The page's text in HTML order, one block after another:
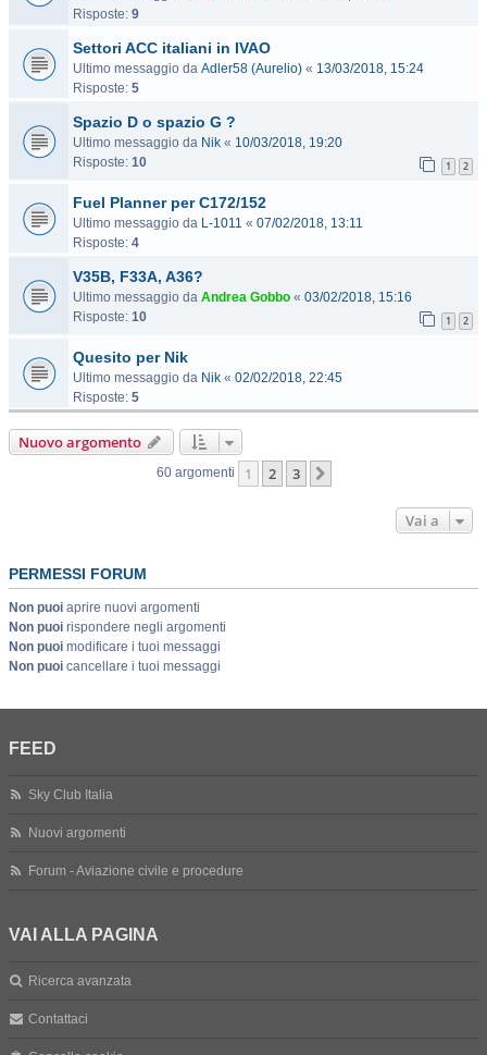
Risposte: 9
Settori ACC italiani in IVAO
Ultimo messaggio da Adler58 (Aurelio) « 13/03/2018, 15:24
Risposte: 5
Spazio D o spazio G ?
Ultimo messaggio da Nik « 10/03/2018, 19:20
Risposte: 10 1 2
Fuel Planner per C172/152
Ultimo messaggio da L-1011 « 07/02/2018, 13:11
Risposte: 4
V35B, F33A, A36?
Ultimo messaggio da Andrea Gobbo « 03/02/2018, 15:16
Risposte: 10 1 2
Quesito per Nik
Ultimo messaggio da Nik « 02/02/2018, 22:45
Risposte: 5
Nuovo argomento
60 argomenti 1 2 3
Vai a
PERMESSI FORUM
Non puoi aprire nuovi argomenti
Non puoi rispondere negli argomenti
Non puoi modificare i tuoi messaggi
Non puoi cancellare i tuoi messaggi
FEED
Sky Club Italia
Nuovi argomenti
Forum - Aviazione civile e procedure
VAI ALLA PAGINA
Ricerca avanzata
Contattaci